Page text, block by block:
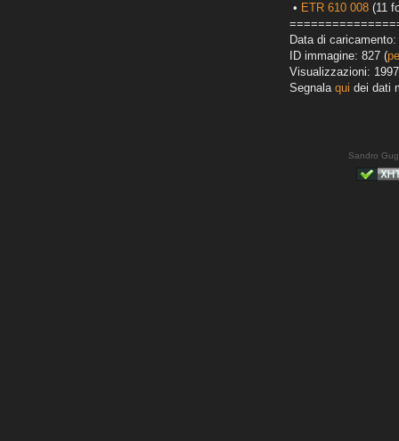
• ETR 610 008 (11
Data di caricamento:
ID immagine: 827 (
Visualizzazioni: 1997
Segnala qui dei dati
Sandro